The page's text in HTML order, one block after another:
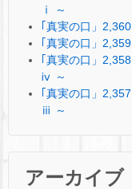
ⅰ ～
｢真実の口」
｢真実の口」
｢真実の口」
ⅳ ～
｢真実の口」
ⅲ ～
アーカイブ